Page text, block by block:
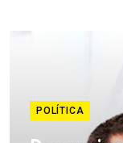
POLÍTICA